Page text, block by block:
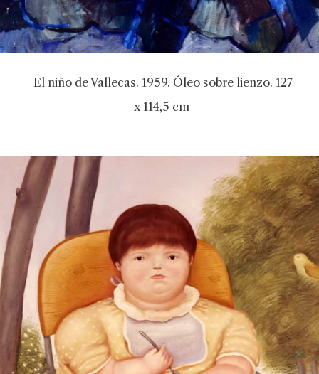
El niño de Vallecas. 1959. Óleo sobre lienzo. 127
x 114,5 cm